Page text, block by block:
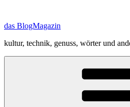
springen
das BlogMagazin
kultur, technik, genuss, wörter und